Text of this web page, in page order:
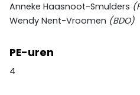
Anneke Haasnoot-Smulders
Wendy Nent-Vroomen (BDO)
PE-uren
4